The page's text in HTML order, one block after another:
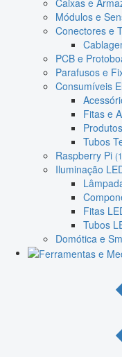
Módulos e
Conectores e
PCB e
Parafusos e
Consumíveis
Fitas e
Tubos
Raspberry Pi
Iluminação
Fitas
Tubos
Domótica e